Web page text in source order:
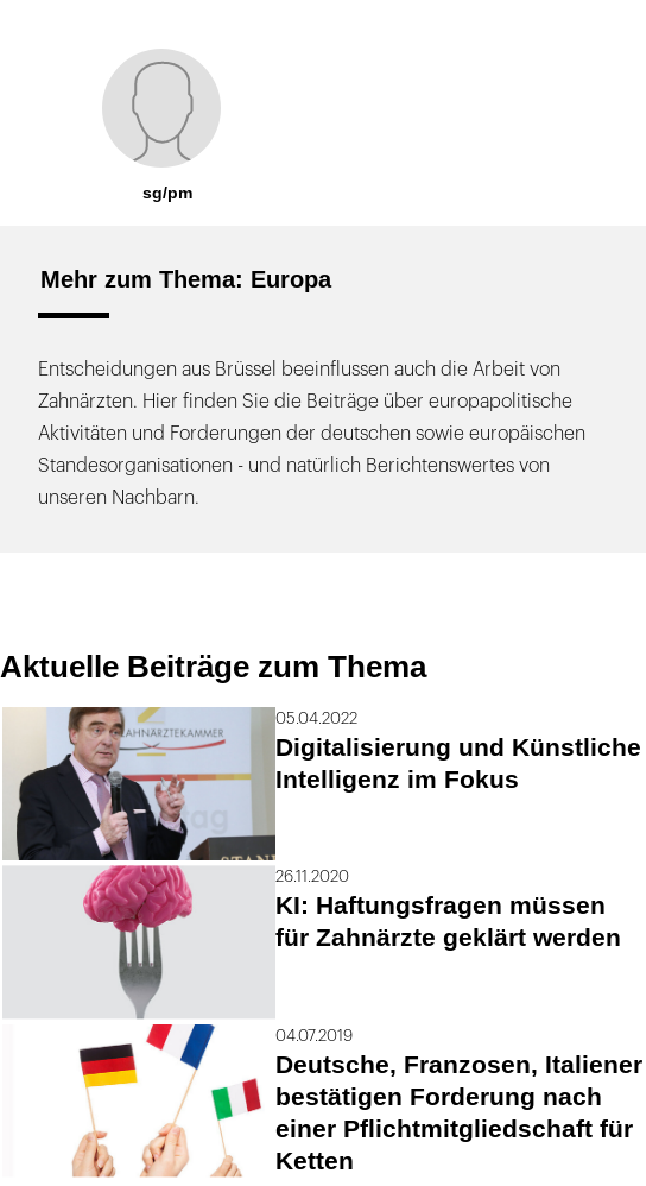
sg/pm
Mehr zum Thema: Europa
Entscheidungen aus Brüssel beeinflussen auch die Arbeit von
Zahnärzten. Hier finden Sie die Beiträge über europapolitische
Aktivitäten und Forderungen der deutschen sowie europäischen
Standesorganisationen - und natürlich Berichtenswertes von
unseren Nachbarn.
Aktuelle Beiträge zum Thema
05.04.2022
Digitalisierung und Künstliche
Intelligenz im Fokus
26.11.2020
KI: Haftungsfragen müssen
für Zahnärzte geklärt werden
04.07.2019
Deutsche, Franzosen, Italiener
bestätigen Forderung nach
einer Pflichtmitgliedschaft für
Ketten